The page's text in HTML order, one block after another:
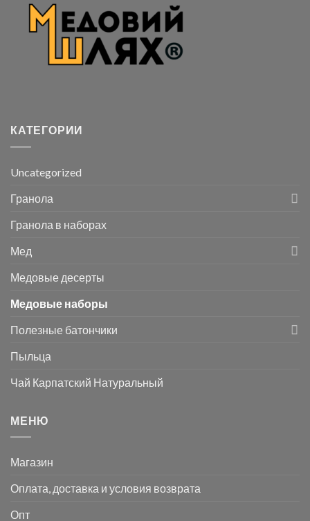
КАТЕГОРИИ
Uncategorized
Гранола
Гранола в наборах
Мед
Медовые десерты
Медовые наборы
Полезные батончики
Пыльца
Чай Карпатский Натуральный
МЕНЮ
Магазин
Оплата, доставка и условия возврата
Опт